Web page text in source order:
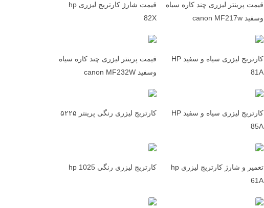
قیمت شارژ کارتریج لیزری hp
82X
قیمت پرینتر لیزری چند کاره سیاه
وسفید canon MF217w
قیمت پرینتر لیزری چند کاره سیاه
وسفید canon MF232W
کارتریج لیزری سیاه و سفید HP
81A
کارتریج لیزری رنگی پرینتر ۵۲۲۵
کارتریج لیزری سیاه و سفید HP
85A
کارتریج لیزری رنگی hp 1025
تعمیر و شارژ کارتریج لیزری hp
61A